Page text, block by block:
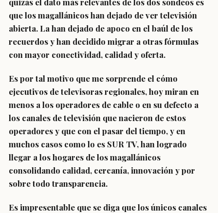
que los magallánicos han dejado de ver televisión
abierta. La han dejado de apoco en el baúl de los
recuerdos y han decidido migrar a otras fórmulas
con mayor conectividad, calidad y oferta.
Es por tal motivo que me sorprende el cómo
ejecutivos de televisoras regionales, hoy miran en
menos a los operadores de cable o en su defecto a
los canales de televisión que nacieron de estos
operadores y que con el pasar del tiempo, y en
muchos casos como lo es SUR TV,han logrado
llegar a los hogares de los magallánicos
consolidando calidad, cercanía, innovación y por
sobre todo transparencia.
Es impresentable que se diga que los únicos canales